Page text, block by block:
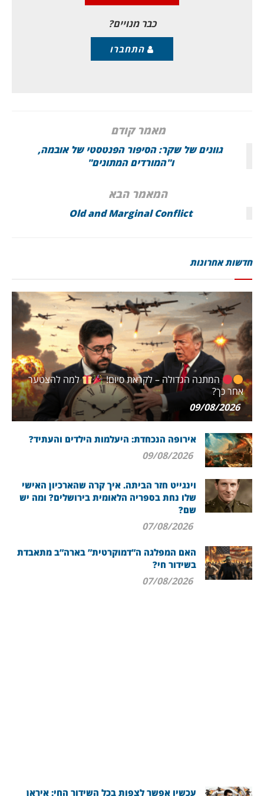
The Palestinian question will stay on the
כבר מנויים?
התחברו
מאמר קודם
גוונים של שקר: הסיפור הפנטסטי של אובמה,
ו"המורדים המתונים"
המאמר הבא
Old and Marginal Conflict
חדשות אחרונות
המתנה הגדולה – לקראת סיום!
למה להצטער
אחר כך?
09/08/2026
אירופה הנכחדת: היעלמות הילדים והעתיד?
09/08/2026
וינגייט חזר הביתה. איך קרה שהארכיון האישי
שלו נחת בספריה הלאומית בירושלים? ומה יש
שם?
07/08/2026
האם המפלגה ה”דמוקרטית” בארה”ב מתאבדת
בשידור חי?
07/08/2026
עכשיו אפשר לצפות בכל השידור החי: איראן